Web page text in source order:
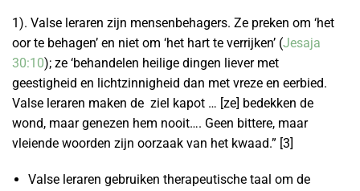
1). Valse leraren zijn mensenbehagers. Ze preken om ‘het
oor te behagen’ en niet om ‘het hart te verrijken’ (Jesaja
30:10); ze ‘behandelen heilige dingen liever met
geestigheid en lichtzinnigheid dan met vreze en eerbied.
Valse leraren maken de ziel kapot … [ze] bedekken de
wond, maar genezen hem nooit…. Geen bittere, maar
vleiende woorden zijn oorzaak van het kwaad.” [3]
Valse leraren gebruiken therapeutische taal om de